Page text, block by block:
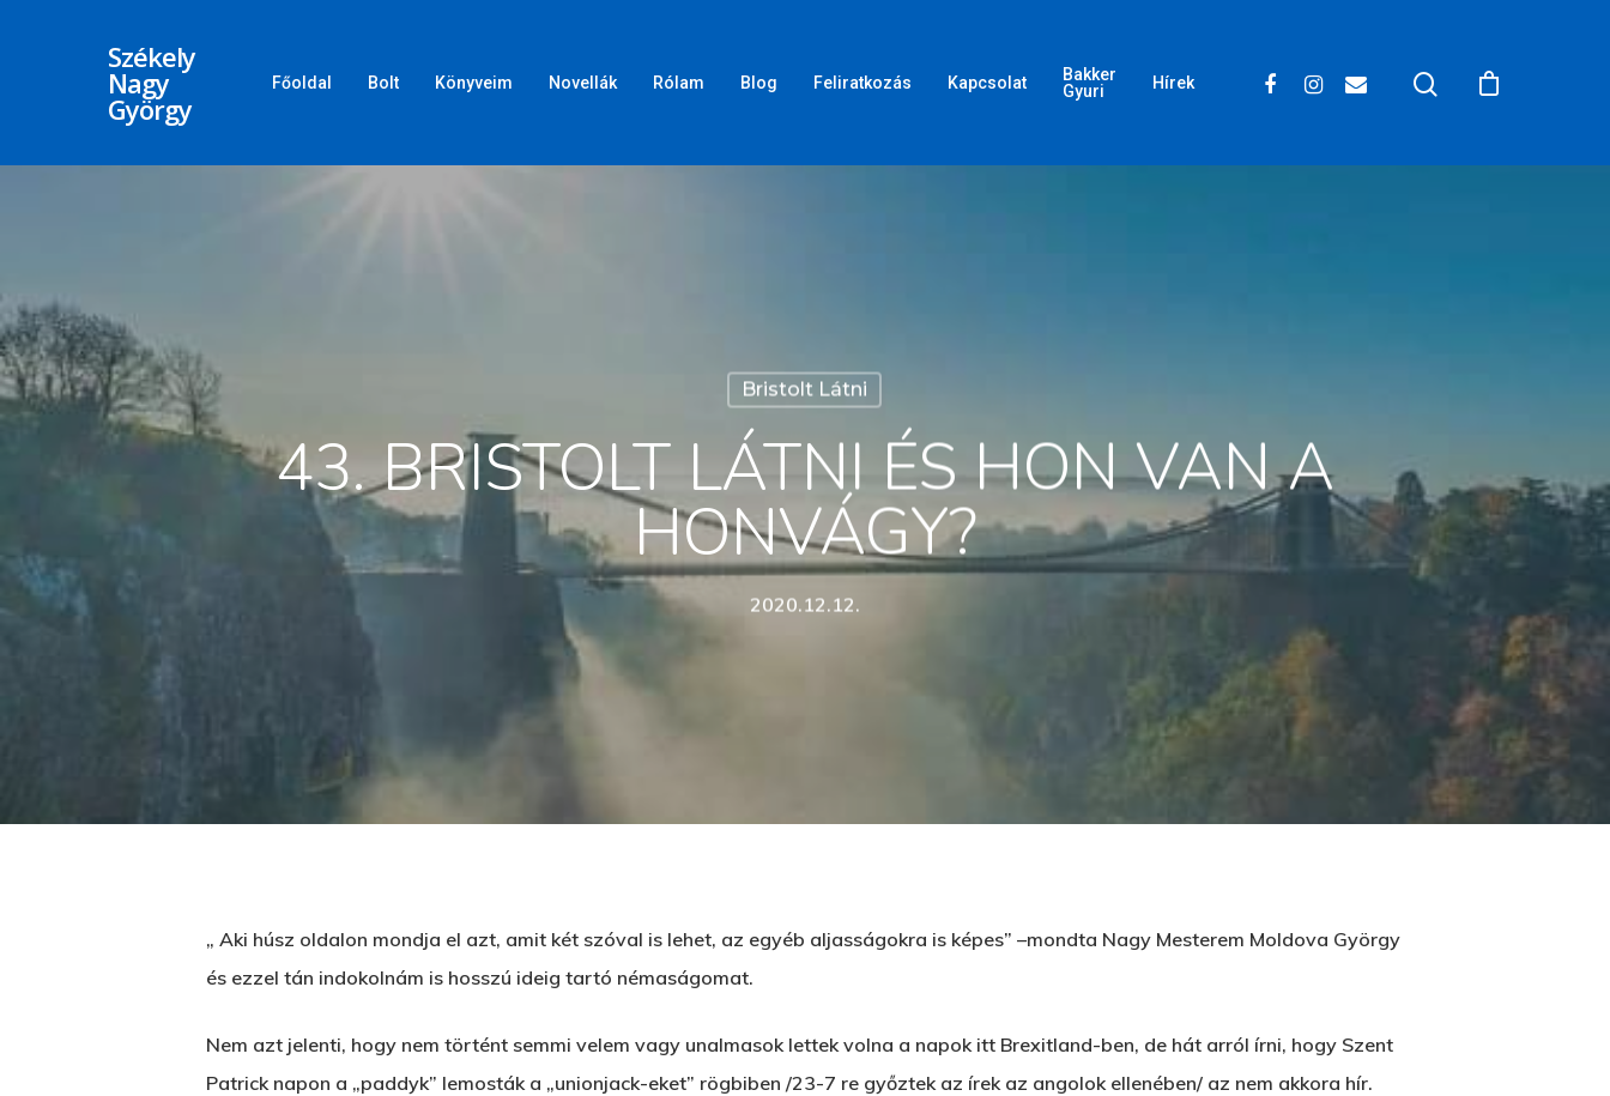
Üss egy entert a kereséshez, vagy nyomd meg az ESC gombot a bezáráshoz
Székely
Nagy
György
Főoldal Bolt Könyveim Novellák Rólam Blog Feliratkozás Kapcsolat
Bakker
Gyuri
Hírek
Bristolt Látni
43. BRISTOLT LÁTNI ÉS HON VAN A
HONVÁGY?
2020.12.12.
„ Aki húsz oldalon mondja el azt, amit két szóval is lehet, az egyéb aljasságokra is képes” –mondta Nagy Mesterem Moldova György
és ezzel tán indokolnám is hosszú ideig tartó némaságomat.
Nem azt jelenti, hogy nem történt semmi velem vagy unalmasok lettek volna a napok itt Brexitland-ben, de hát arról írni, hogy Szent
Patrick napon a „paddyk” lemosták a „unionjack-eket” rögbiben /23-7 re győztek az írek az angolok ellenében/ az nem akkora hír.